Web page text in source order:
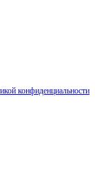
конфиденциальности